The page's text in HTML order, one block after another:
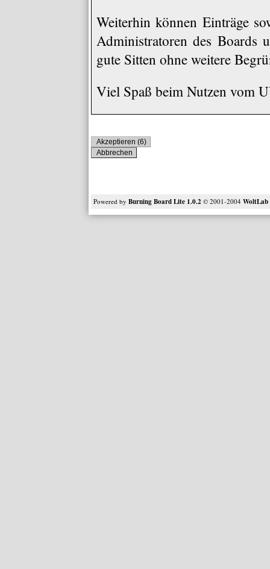
Weiterhin können Einträge
Administratoren des Boards
gute Sitten ohne weitere
Viel Spaß beim Nutzen vom
Powered by Burning Board Lite 1.0.2 © 2001-2004 WoltLab